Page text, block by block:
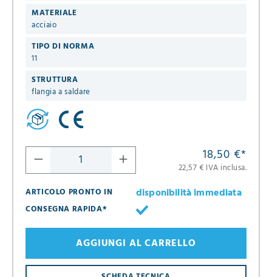
MATERIALE
acciaio
TIPO DI NORMA
11
STRUTTURA
flangia a saldare
18,50 €*
22,57 € IVA inclusa.
ARTICOLO PRONTO IN
disponibilità immediata
CONSEGNA RAPIDA*
AGGIUNGI AL CARRELLO